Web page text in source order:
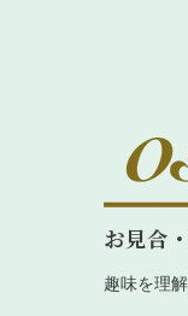
お見合
趣味を理